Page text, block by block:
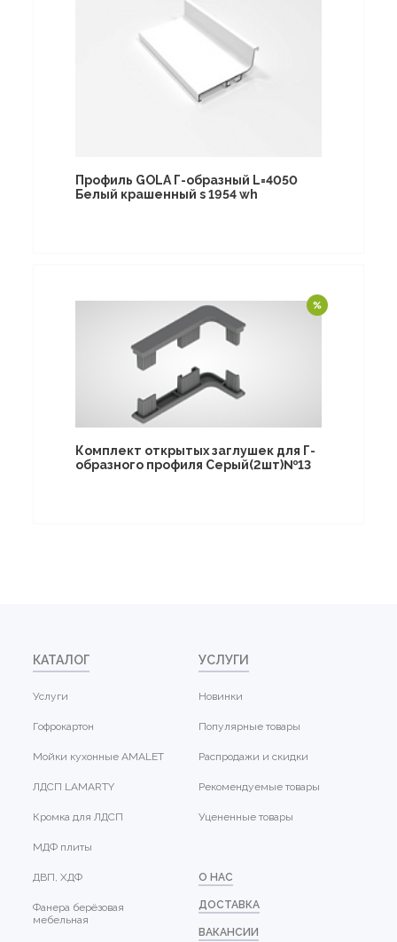
Профиль GOLA Г-образный L=4050
Белый крашенный s 1954 wh
Комплект открытых заглушек для Г-
образного профиля Серый(2шт)№13
КАТАЛОГ
Услуги
Гофрокартон
Мойки кухонные AMALET
ЛДСП LAMARTY
Кромка для ЛДСП
МДФ плиты
ДВП, ХДФ
Фанера берёзовая
мебельная
УСЛУГИ
Новинки
Популярные товары
Распродажи и скидки
Рекомендуемые товары
Уцененные товары
О НАС
ДОСТАВКА
ВАКАНСИИ